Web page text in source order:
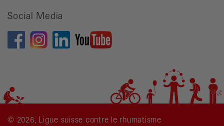
Social Media
© 2026, Ligue suisse contre le rhumatisme